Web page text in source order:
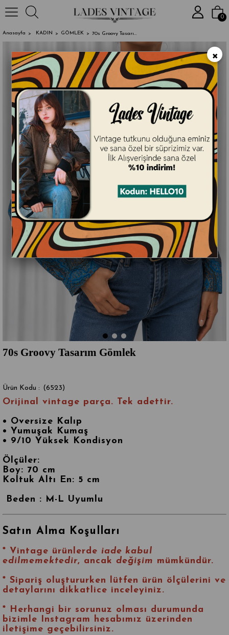
2000₺ ve Üzeri
0
Anasayfa KADIN GÖMLEK 70s Groovy Tasarım Gömlek
70s Groovy Tasarım Gömlek
(6523)
Orijinal vintage parça. Tek adettir.
• Oversize Kalıp
• Yumuşak Kumaş
• 9/10 Yüksek Kondisyon
Ölçüler:
Boy: 70 cm
Koltuk Altı En: 5 cm
Beden : M-L Uyumlu
Satın Alma Koşulları
* Vintage ürünlerde iade kabul
edilmemektedir, ancak değişim mümkündür.
* Sipariş oluştururken lütfen ürün ölçülerini ve
detaylarını dikkatlice inceleyiniz.
* Herhangi bir sorunuz olması durumunda
bizimle Instagram hesabımız üzerinden
iletişime geçebilirsiniz.
×